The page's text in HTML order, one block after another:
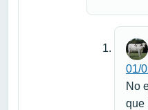
01/
No
que